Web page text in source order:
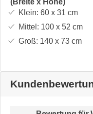
(Breite x Höhe)
Klein: 60 x 31 cm
Mittel: 100 x 52 cm
Groß: 140 x 73cm